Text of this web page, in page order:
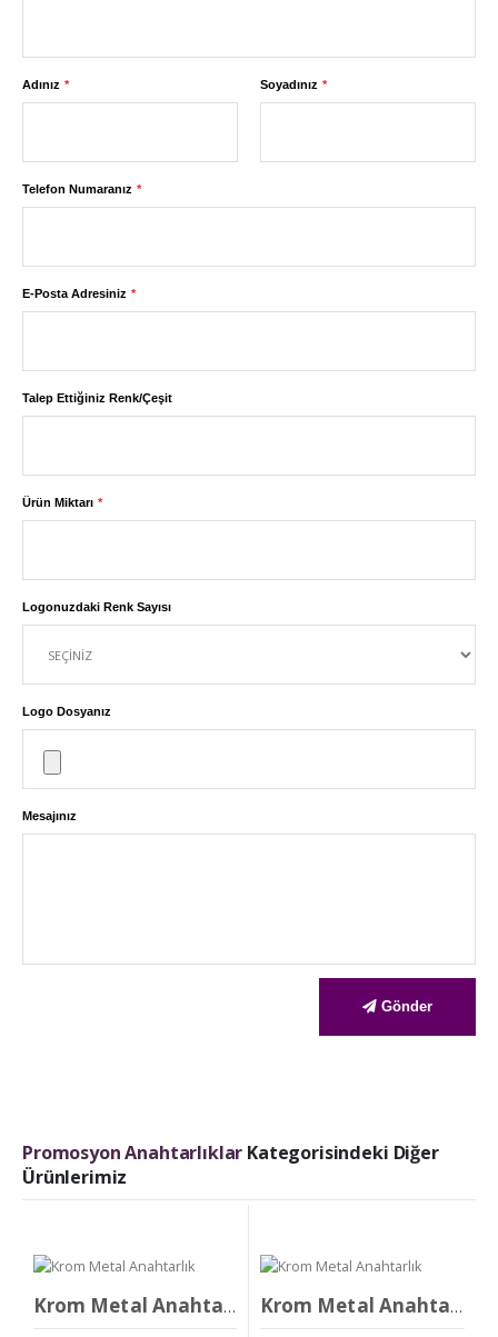
Adınız Soyadınız
Telefon Numaranız
E-Posta Adresiniz
Talep Ettiğiniz Renk/Çeşit
Ürün Miktarı
Logonuzdaki Renk Sayısı
Logo Dosyanız
Mesajınız
Gönder
Promosyon Anahtarlıklar Kategorisindeki Diğer
Ürünlerimiz
Krom Metal Anahtarlık Krom Metal Anahtarlık